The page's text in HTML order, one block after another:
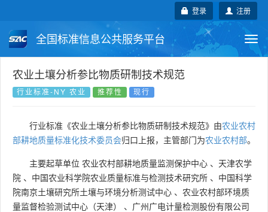
注册
登录
全国标准信息公共服务平台
国家标准 行业标准
国外标准 技术委员会
农业土壤分析参比物质研制技术规范
行业标准-NY 农业 推荐性 现行
行业标准《农业土壤分析参比物质研制技术规范》由农业农村
部耕地质量标准化技术委员会归口上报，主管部门为农业农村部。
主要起草单位 农业农村部耕地质量监测保护中心 、 天津农学
院 、 中国农业科学院农业质量标准与检测技术研究所 、 中国科学
院南京土壤研究所土壤与环境分析测试中心 、 农业农村部环境质
量监督检验测试中心（天津）
、 广州广电计量检测股份有限公司